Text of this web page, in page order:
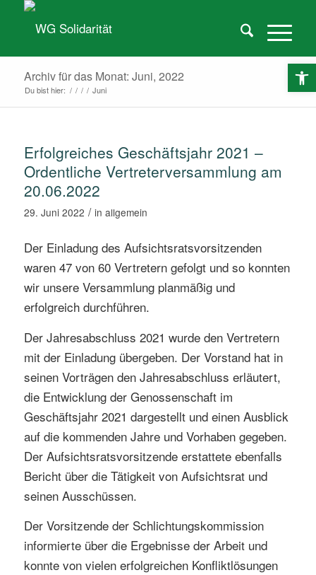
Archiv für das Monat: Juni, 2022
Du bist hier: / / / / Juni
Erfolgreiches Geschäftsjahr 2021 –
Ordentliche Vertreterversammlung am
20.06.2022
29. Juni 2022 / in allgemein
Der Einladung des Aufsichtsratsvorsitzenden
waren 47 von 60 Vertretern gefolgt und so konnten
wir unsere Versammlung planmäßig und
erfolgreich durchführen.
Der Jahresabschluss 2021 wurde den Vertretern
mit der Einladung übergeben. Der Vorstand hat in
seinen Vorträgen den Jahresabschluss erläutert,
die Entwicklung der Genossenschaft im
Geschäftsjahr 2021 dargestellt und einen Ausblick
auf die kommenden Jahre und Vorhaben gegeben.
Der Aufsichtsratsvorsitzende erstattete ebenfalls
Bericht über die Tätigkeit von Aufsichtsrat und
seinen Ausschüssen.
Der Vorsitzende der Schlichtungskommission
informierte über die Ergebnisse der Arbeit und
konnte von vielen erfolgreichen Konfliktlösungen